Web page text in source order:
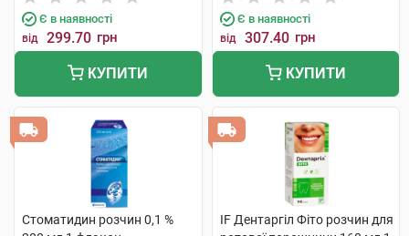
Є в наявності
від 299.70 грн
КУПИТИ
Є в наявності
від 307.40 грн
КУПИТИ
Стоматидин розчин 0,1 %
IF Дентаргіл Фіто розчин для